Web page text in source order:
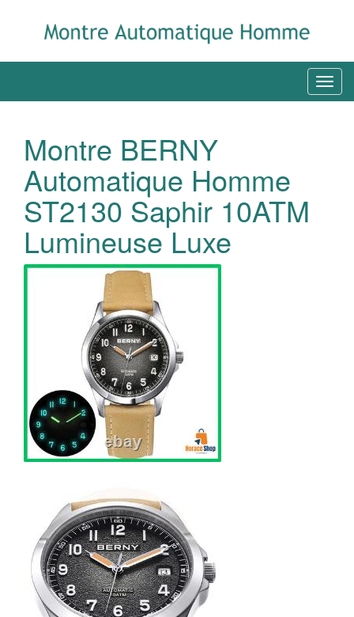
Montre BERNY
Automatique Homme
ST2130 Saphir 10ATM
Lumineuse Luxe